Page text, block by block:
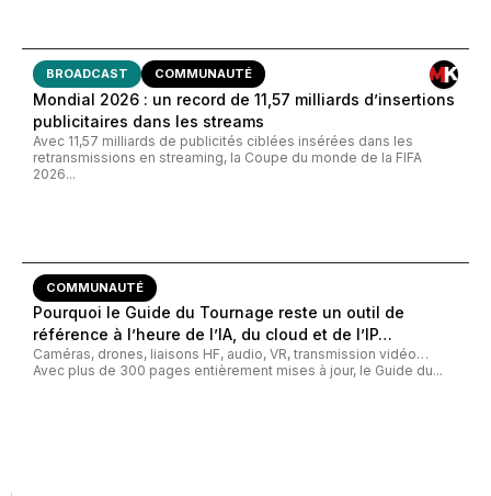
BROADCAST COMMUNAUTÉ
Mondial 2026 : un record de 11,57 milliards d’insertions
publicitaires dans les streams
Avec 11,57 milliards de publicités ciblées insérées dans les
retransmissions en streaming, la Coupe du monde de la FIFA
2026...
COMMUNAUTÉ
Pourquoi le Guide du Tournage reste un outil de
référence à l’heure de l’IA, du cloud et de l’IP…
Caméras, drones, liaisons HF, audio, VR, transmission vidéo…
Avec plus de 300 pages entièrement mises à jour, le Guide du...